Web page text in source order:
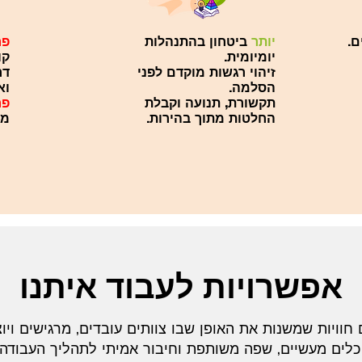
יותר ביטחון בהתנהלות
יומיומית.
זיהוי רגשות מוקדם לפני
הסלמה.
תקשורת, תנועה וקבלת
החלטות מתוך בהירות.
אפשרויות לעבוד איתנו
חוויות שמשנות את האופן שבו צוותים עובדים, מרגישים
מעשיים, שפה משותפת וחיבור אמיתי לתהליך העבודה